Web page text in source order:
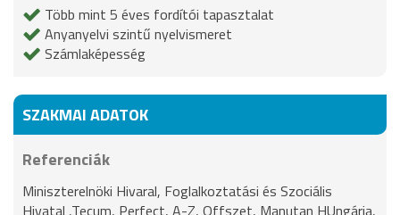
Több mint 5 éves fordítói tapasztalat
Anyanyelvi szintű nyelvismeret
Számlaképesség
SZAKMAI ADATOK
Referenciák
Miniszterelnöki Hivaral, Foglalkoztatási és Szociális
Hivatal ,Tecum, Perfect, A-Z, Offszet, Manutan HUngária,